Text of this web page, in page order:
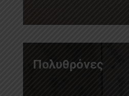
Πολυθρόνες